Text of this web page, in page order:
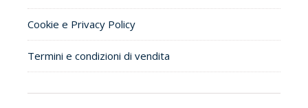
Cookie e Privacy Policy
Termini e condizioni di vendita